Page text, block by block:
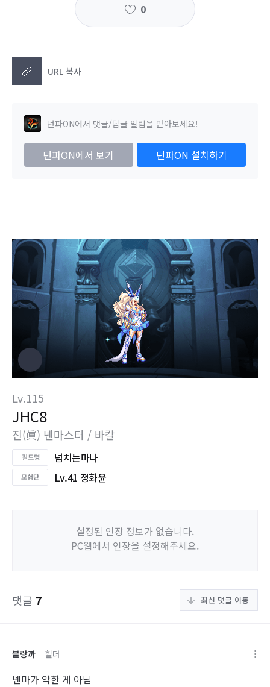
0
URL 복사
던파ON에서 댓글/답글 알림을 받아보세요!
던파ON에서 보기 던파ON 설치하기
Lv.115
JHC8
진(眞) 넨마스터 / 바칼
넘치는마나
Lv.41 정화윤
설정된 인장 정보가 없습니다.
PC웹에서 인장을 설정해주세요.
댓글 7 최신 댓글 이동
블랑까 힐더
넨마가 약한 게 아님